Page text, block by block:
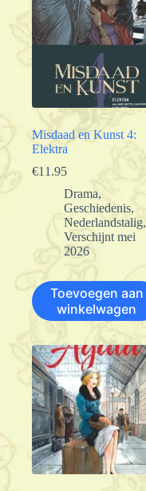
Misdaad en Kunst 4:
Elektra
€11.95
Drama,
Geschiedenis,
Nederlandstalig,
Verschijnt mei
2026
Toevoegen aan
winkelwagen